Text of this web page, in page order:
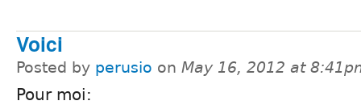
Voici
Posted by perusio on May 16, 2012 at
Pour moi: